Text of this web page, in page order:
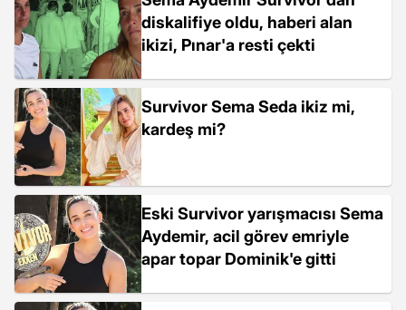
diskalifiye oldu, haberi alan
ikizi, Pınar'a resti çekti
Survivor Sema Seda ikiz mi,
kardeş mi?
Eski Survivor yarışmacısı Sema
Aydemir, acil görev emriyle
apar topar Dominik'e gitti